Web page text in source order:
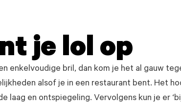
je lol op
enkelvoudige bril, dan kom je het al gauw
alsof je in een restaurant bent. Het
laag en ontspiegeling. Vervolgens kun je er